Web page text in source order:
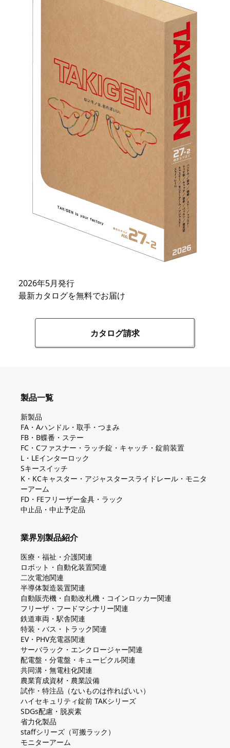
2026年5月発行
最新カタログを無料でお届け
カタログ請求
製品一覧
新製品
FA・Aハンドル・取手・つまみ
FB・B蝶番・ステー
FC・Cファスナー・ラッチ錠・キャッチ・錠前装置
L・LEインターロック
Sキースイッチ
K・KCキャスター・アジャスタースライドレール・モニタ
ーアーム
FD・FEフリーザー金具・ラック
中止品・中止予定品
業界別製品紹介
医療・福祉・介護関連
ロボット・自動化装置関連
二次電池関連
半導体製造装置関連
自動販売機・自動改札機・コインロッカー関連
フリーザ・フードマシナリー関連
鉄道車両・駅舎関連
特装・バス・トラック関連
EV・PHV充電器関連
サーバラック・エンクロージャー関連
配電盤・分電盤・キュービクル関連
共同溝・無電柱化関連
農業育成資材・農業設備
試作・特注品（ないものは作ればいい）
ハイセキュリティ錠前 TAKシリーズ
SDGs配慮・脱炭素
省力化製品
staffシリーズ（可搬ラック）
モニターアーム